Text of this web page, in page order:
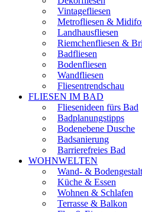
Vintagefliesen
Metrofliesen &
Landhausfliesen
Riemchenfliesen &
Badfliesen
Bodenfliesen
Wandfliesen
Fliesentrendschau
FLIESEN IM BAD
Fliesenideen fürs Bad
Badplanungstipps
Bodenebene Dusche
Badsanierung
Barrierefreies Bad
WOHNWELTEN
Wand- &
Küche & Essen
Wohnen & Schlafen
Terrasse & Balkon